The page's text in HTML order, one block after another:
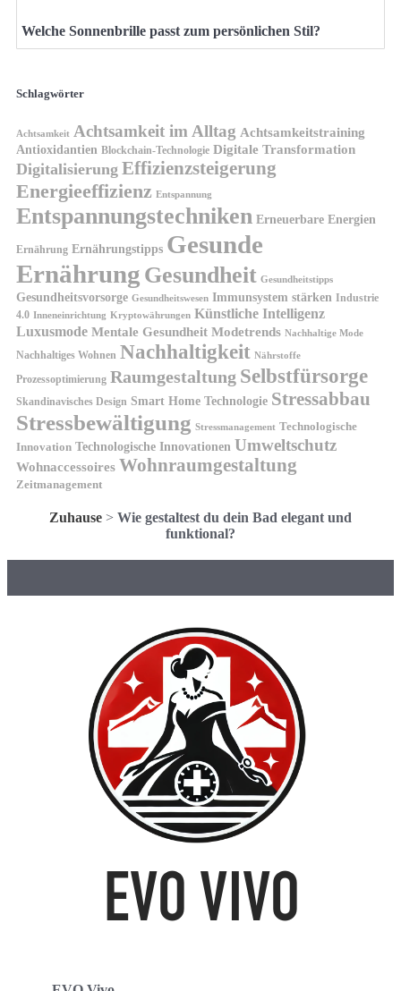
Welche Sonnenbrille passt zum persönlichen Stil?
Schlagwörter
Achtsamkeit Achtsamkeit im Alltag Achtsamkeitstraining
Antioxidantien Blockchain-Technologie Digitale Transformation
Digitalisierung Effizienzsteigerung
Energieeffizienz Entspannung
Entspannungstechniken Erneuerbare Energien
Ernährung Ernährungstipps Gesunde
Ernährung Gesundheit Gesundheitstipps
Gesundheitsvorsorge Gesundheitswesen Immunsystem stärken Industrie
4.0 Inneneinrichtung Kryptowährungen Künstliche Intelligenz
Luxusmode Mentale Gesundheit Modetrends Nachhaltige Mode
Nachhaltiges Wohnen Nachhaltigkeit Nährstoffe
Prozessoptimierung Raumgestaltung Selbstfürsorge
Skandinavisches Design Smart Home Technologie Stressabbau
Stressbewältigung Stressmanagement Technologische
Innovation Technologische Innovationen Umweltschutz
Wohnaccessoires Wohnraumgestaltung
Zeitmanagement
Zuhause > Wie gestaltest du dein Bad elegant und
funktional?